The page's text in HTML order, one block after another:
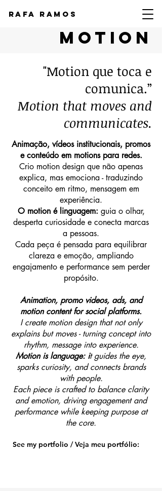
Rafa Ramos
motion
"Motion que toca e
comunica.”
Motion that moves and
communicates.
Animação, vídeos institucionais, promos
e conteúdo em motions para redes.
Crio motion design que não apenas
explica, mas emociona - traduzindo
conceito em ritmo, mensagem em
experiência.
O motion é linguagem: guia o olhar,
desperta curiosidade e conecta marcas
a pessoas.
Cada peça é pensada para equilibrar
clareza e emoção, ampliando
engajamento e performance sem perder
propósito.
Animation, promo videos, ads, and
motion content for social platforms.
I create motion design that not only
explains but moves - turning concept into
rhythm, message into experience.
Motion is language: it guides the eye,
sparks curiosity, and connects brands
with people.
Each piece is crafted to balance clarity
and emotion, driving engagement and
performance while keeping purpose at
the core.
See my portfolio / Veja meu portfólio: